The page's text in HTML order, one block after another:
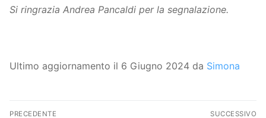
Si ringrazia Andrea Pancaldi per la segnalazione.
Ultimo aggiornamento il 6 Giugno 2024 da Simona
Navigazione
PRECEDENTE SUCCESSIVO